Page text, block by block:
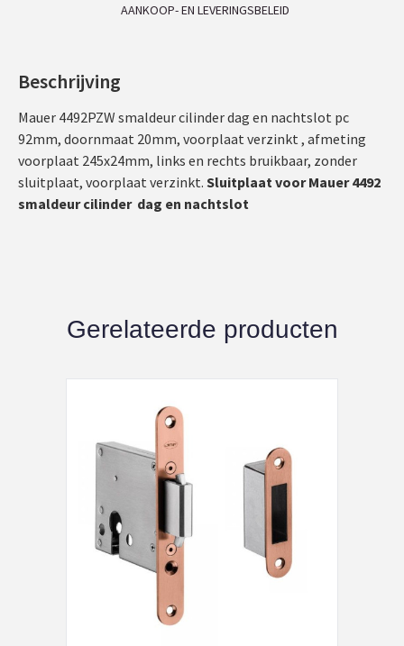
AANKOOP- EN LEVERINGSBELEID
Beschrijving
Mauer 4492PZW smaldeur cilinder dag en nachtslot pc
92mm, doornmaat 20mm, voorplaat verzinkt , afmeting
voorplaat 245x24mm, links en rechts bruikbaar, zonder
sluitplaat, voorplaat verzinkt. Sluitplaat voor Mauer 4492
smaldeur cilinder dag en nachtslot
Gerelateerde producten